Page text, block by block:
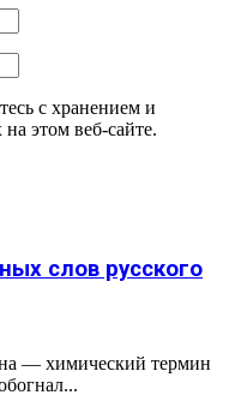
с хранением и
этом веб-сайте.
слов русского
— химический термин